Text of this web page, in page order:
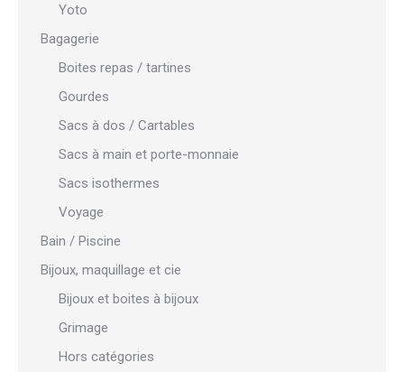
Yoto
Bagagerie
Boites repas / tartines
Gourdes
Sacs à dos / Cartables
Sacs à main et porte-monnaie
Sacs isothermes
Voyage
Bain / Piscine
Bijoux, maquillage et cie
Bijoux et boites à bijoux
Grimage
Hors catégories